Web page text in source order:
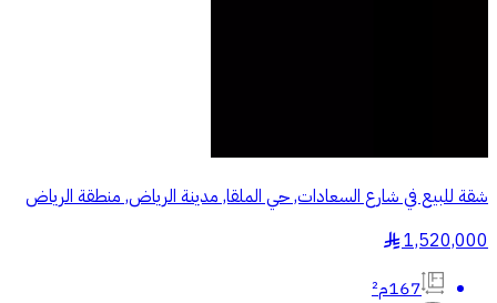
شقة للبيع في شارع السعادات, حي الملقا, مدينة الرياض, منطقة الرياض
1,520,000
§
167م²